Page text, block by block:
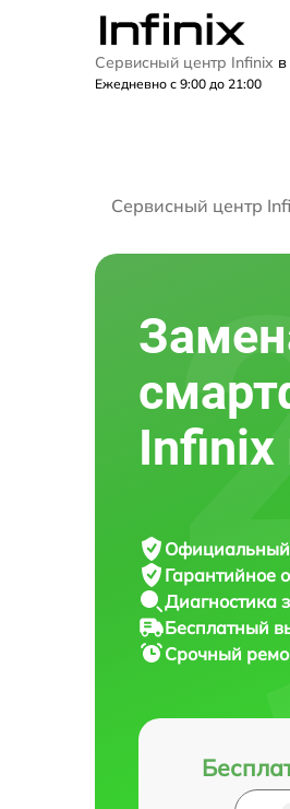
Сервисный центр Infinix
Ежедневно с 9:00 до 21:00
Сервисный центр
Infinix
Официальный
Гарантийное
Диагностика
Бесплатный
Срочный